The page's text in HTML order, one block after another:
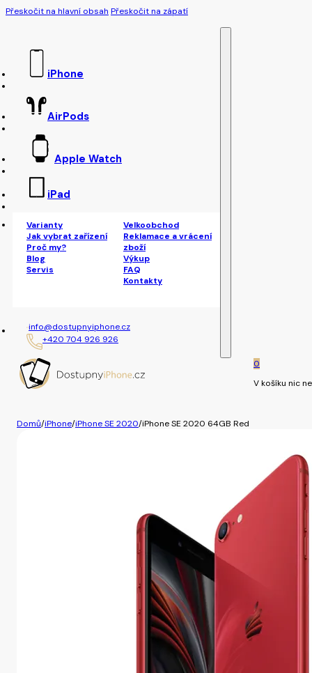
Přeskočit na hlavní obsah Přeskočit na zápatí
iPhone
AirPods
Apple Watch
iPad
Varianty
Jak vybrat zařízení
Proč my?
Blog
Servis
Velkoobchod
Reklamace a vrácení
zboží
Výkup
FAQ
Kontakty
info@dostupnyiphone.cz
+420 704 926 926
0
V košíku nic
Domů/iPhone/iPhone SE 2020/iPhone SE 2020 64GB Red